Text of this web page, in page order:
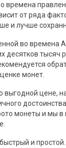
от ряда
и лучше
во времена
десятков
монет.
выгодной цене,
монеты и мы в
и